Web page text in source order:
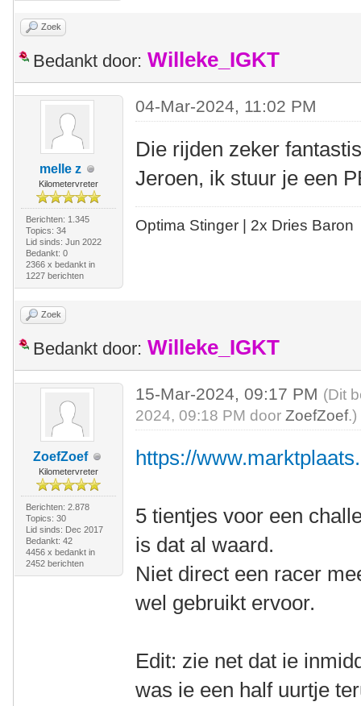
Zoek
Bedankt door: Willeke_IGKT
melle z
Kilometervreter
Berichten: 1.345
Topics: 34
Lid sinds: Jun 2022
Bedankt: 0
2366 x bedankt in
1227 berichten
04-Mar-2024, 11:02 PM
Die rijden zeker
Jeroen, ik stuur je een
Optima Stinger | 2x Dries Baron
Zoek
Bedankt door: Willeke_IGKT
ZoefZoef
Kilometervreter
Berichten: 2.878
Topics: 30
Lid sinds: Dec 2017
Bedankt: 42
4456 x bedankt in
2452 berichten
15-Mar-2024, 09:17 PM (Dit
2024, 09:18 PM doorZoefZoef.)
https://
5 tientjes voor een
is dat al waard.
Niet direct een racer
wel gebruikt ervoor.
Edit: zie net dat ie
was ie een half uurtje